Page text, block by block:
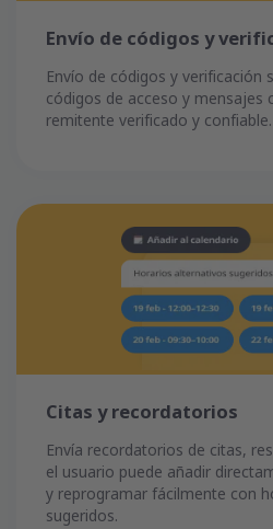
Envío de códigos y
Envío de códigos y verificación
códigos de acceso y mensajes
remitente verificado y confiable.
Citas y recordatorios
Envía recordatorios de citas,
el usuario puede añadir
y reprogramar fácilmente con
sugeridos.